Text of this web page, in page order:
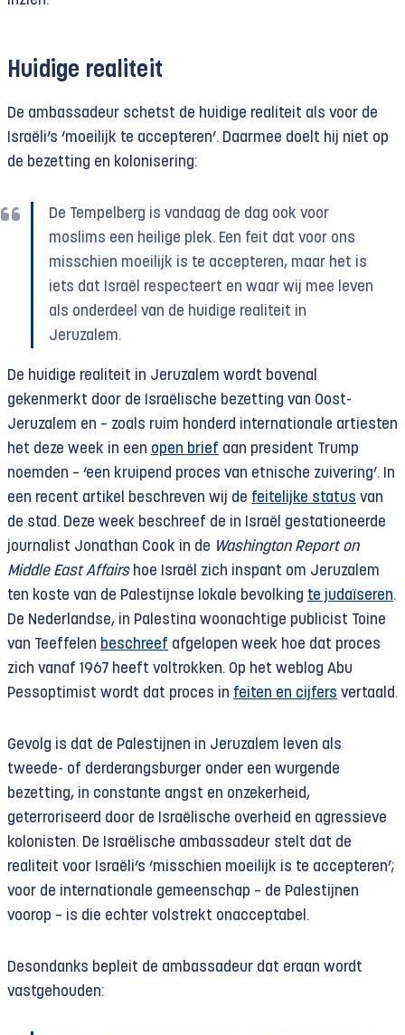
Huidige realiteit
De ambassadeur schetst de huidige realiteit als voor de
Israëli’s ‘moeilijk te accepteren’. Daarmee doelt hij niet op
de bezetting en kolonisering:
De Tempelberg is vandaag de dag ook voor
moslims een heilige plek. Een feit dat voor ons
misschien moeilijk is te accepteren, maar het is
iets dat Israël respecteert en waar wij mee leven
als onderdeel van de huidige realiteit in
Jeruzalem.
De huidige realiteit in Jeruzalem wordt bovenal
gekenmerkt door de Israëlische bezetting van Oost-
Jeruzalem en – zoals ruim honderd internationale artiesten
het deze week in een open brief aan president Trump
noemden – ‘een kruipend proces van etnische zuivering’. In
een recent artikel beschreven wij de feitelijke status van
de stad. Deze week beschreef de in Israël gestationeerde
journalist Jonathan Cook in de Washington Report on
Middle East Affairshoe Israël zich inspant om Jeruzalem
ten koste van de Palestijnse lokale bevolking te judaïseren.
De Nederlandse, in Palestina woonachtige publicist Toine
van Teeffelen beschreef afgelopen week hoe dat proces
zich vanaf 1967 heeft voltrokken. Op het weblog Abu
Pessoptimist wordt dat proces in feiten en cijfers vertaald.
Gevolg is dat de Palestijnen in Jeruzalem leven als
tweede- of derderangsburger onder een wurgende
bezetting, in constante angst en onzekerheid,
geterroriseerd door de Israëlische overheid en agressieve
kolonisten. De Israëlische ambassadeur stelt dat de
realiteit voor Israëli’s ‘misschien moeilijk is te accepteren’;
voor de internationale gemeenschap – de Palestijnen
voorop – is die echter volstrekt onacceptabel.
Desondanks bepleit de ambassadeur dat eraan wordt
vastgehouden: